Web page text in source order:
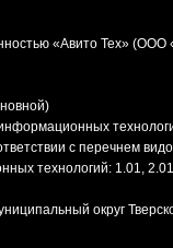
«Авито Тех» (ООО
с перечнем
технологий: 1.01, 2.01
округ